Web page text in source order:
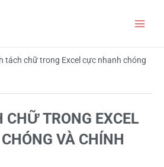
tách chữ trong Excel cực nhanh chóng
CHỮ TRONG EXCEL
VÀ CHÍNH